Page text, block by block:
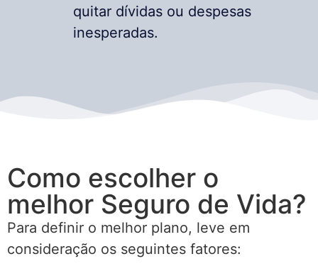
quitar dívidas ou despesas
inesperadas.
Como escolher o
melhor Seguro de Vida?
Para definir o melhor plano, leve em
consideração os seguintes fatores: